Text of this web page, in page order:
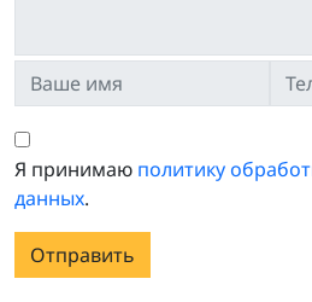
Я принимаю политику
данных.
Отправить